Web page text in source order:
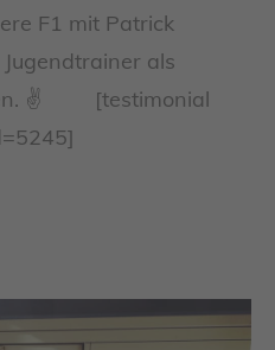
F1 mit Patrick
als
✌️ [testimonial